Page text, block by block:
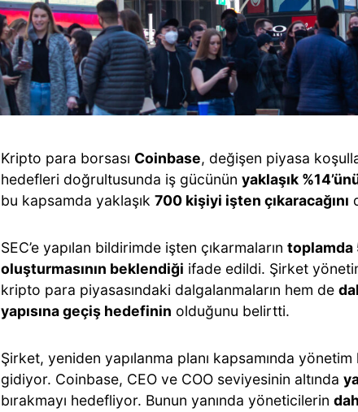
Kripto para borsası Coinbase, değişen piyasa
hedefleri doğrultusunda iş gücünün yaklaşık
bu kapsamda yaklaşık 700 kişiyi işten çıkaracağını
SEC’e yapılan bildirimde işten çıkarmaların toplamda
oluşturmasının beklendiği ifade edildi. Şirket
kripto para piyasasındaki dalgalanmaların hem de
yapısına geçiş hedefinin olduğunu belirtti.
Şirket, yeniden yapılanma planı kapsamında
gidiyor. Coinbase, CEO ve COO seviyesinin altında
bırakmayı hedefliyor. Bunun yanında yöneticilerin